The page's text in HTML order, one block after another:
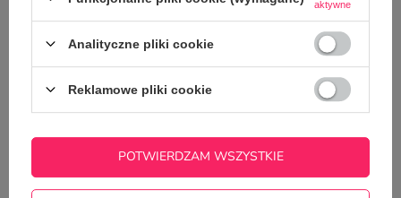
Jak przygotować projekt na kubek z pomocą
ChatGPT? Kompletny poradnik krok po kroku
aktywne
Analityczne pliki cookie
Reklamowe pliki cookie
POTWIERDZAM WSZYSTKIE